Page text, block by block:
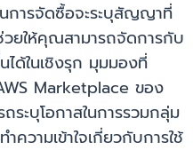
การจัดซื้อจะระบุสัญญาที่
วยให้คุณสามารถจัดการกับ
ได้ในเชิงรุก มุมมองที่
Marketplace ของ
ระบุโอกาสในการรวมกลุ่ม
ความเข้าใจเกี่ยวกับการใช้